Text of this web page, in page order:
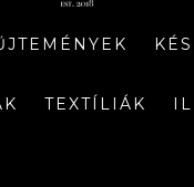
TEXTÍLIÁK